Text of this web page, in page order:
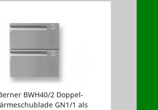
BWH40/2 Doppel-
GN1/1 als